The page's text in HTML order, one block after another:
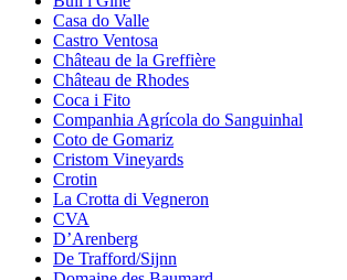
Casa do Valle
Castro Ventosa
Château de la Greffière
Château de Rhodes
Coca i Fito
Companhia Agrícola do Sanguinhal
Coto de Gomariz
Cristom Vineyards
Crotin
La Crotta di Vegneron
CVA
D’Arenberg
De Trafford/Sijnn